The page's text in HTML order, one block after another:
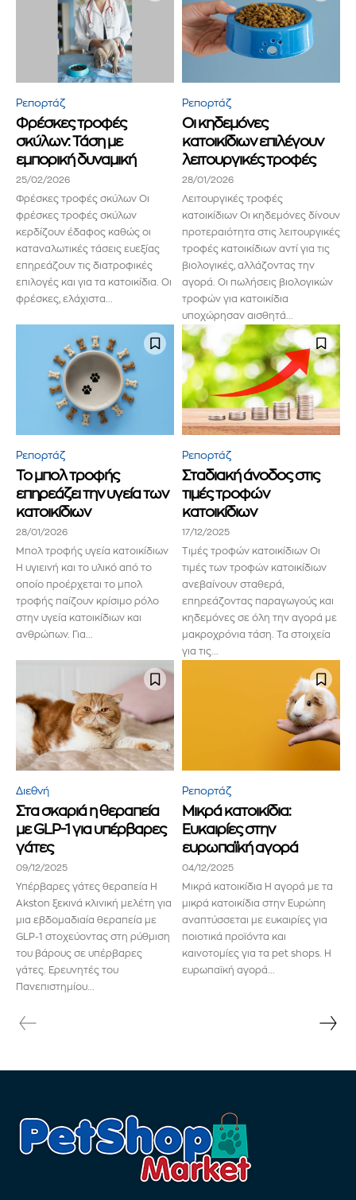
Διάβασα και αποδέχομαι την Πολιτική Απορρήτου
Ρεπορτάζ
Φρέσκες τροφές
σκύλων: Τάση με
εμπορική δυναμική
25/02/2026
Φρέσκες τροφές σκύλων Οι
φρέσκες τροφές σκύλων
κερδίζουν έδαφος καθώς οι
καταναλωτικές τάσεις ευεξίας
επηρεάζουν τις διατροφικές
επιλογές και για τα κατοικίδια. Οι
φρέσκες, ελάχιστα...
Ρεπορτάζ
Οι κηδεμόνες
κατοικίδιων επιλέγουν
λειτουργικές τροφές
28/01/2026
Λειτουργικές τροφές
κατοικίδιων Οι κηδεμόνες δίνουν
προτεραιότητα στις λειτουργικές
τροφές κατοικίδιων αντί για τις
βιολογικές, αλλάζοντας την
αγορά. Οι πωλήσεις βιολογικών
τροφών για κατοικίδια
υποχώρησαν αισθητά...
Ρεπορτάζ
Το μπολ τροφής
επηρεάζει την υγεία των
κατοικίδιων
28/01/2026
Μπολ τροφής υγεία κατοικίδιων
Η υγιεινή και το υλικό από το
οποίο προέρχεται το μπολ
τροφής παίζουν κρίσιμο ρόλο
στην υγεία κατοικίδιων και
ανθρώπων. Για...
Ρεπορτάζ
Σταδιακή άνοδος στις
τιμές τροφών
κατοικίδιων
17/12/2025
Τιμές τροφών κατοικίδιων Οι
τιμές των τροφών κατοικίδιων
ανεβαίνουν σταθερά,
επηρεάζοντας παραγωγούς και
κηδεμόνες σε όλη την αγορά με
μακροχρόνια τάση. Τα στοιχεία
για τις...
Διεθνή
Στα σκαριά η θεραπεία
με GLP-1 για υπέρβαρες
γάτες
09/12/2025
Υπέρβαρες γάτες θεραπεία Η
Akston ξεκινά κλινική μελέτη για
μια εβδομαδιαία θεραπεία με
GLP-1 στοχεύοντας στη ρύθμιση
του βάρους σε υπέρβαρες
γάτες. Ερευνητές του
Πανεπιστημίου...
Ρεπορτάζ
Μικρά κατοικίδια:
Ευκαιρίες στην
ευρωπαϊκή αγορά
04/12/2025
Μικρά κατοικίδια Η αγορά με τα
μικρά κατοικίδια στην Ευρώπη
αναπτύσσεται με ευκαιρίες για
ποιοτικά προϊόντα και
καινοτομίες για τα pet shops. Η
ευρωπαϊκή αγορά...